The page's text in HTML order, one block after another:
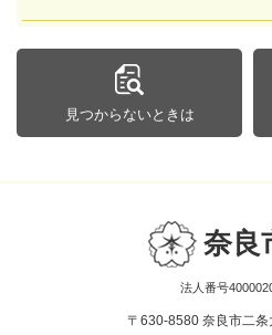
見つからないときは
奈良
法人番号
〒630-8580 奈良市二